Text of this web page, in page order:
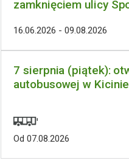
zamknięciem ulicy
16.06.2026 - 09.08.2026
7 sierpnia (piątek):
autobusowej w Kicinie
Od 07.08.2026